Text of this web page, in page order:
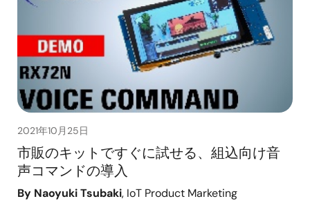
2021年10月25日
市販のキットですぐに試せる、組込向け音
声コマンドの導入
By Naoyuki Tsubaki, IoT Product Marketing